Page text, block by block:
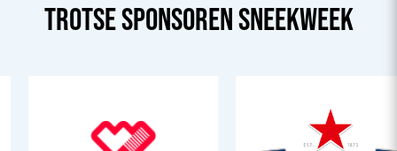
TROTSE SPONSORENSNEEKWEEK